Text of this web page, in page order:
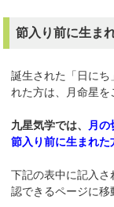
節入り前に生ま
誕生された「日にち
れた方は、月命星を
九星気学では、
月
節入り前に生まれた
下記の表中に記入
認できるページに移